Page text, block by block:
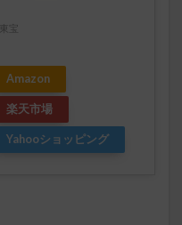
東宝
Amazon
楽天市場
Yahooショッピング